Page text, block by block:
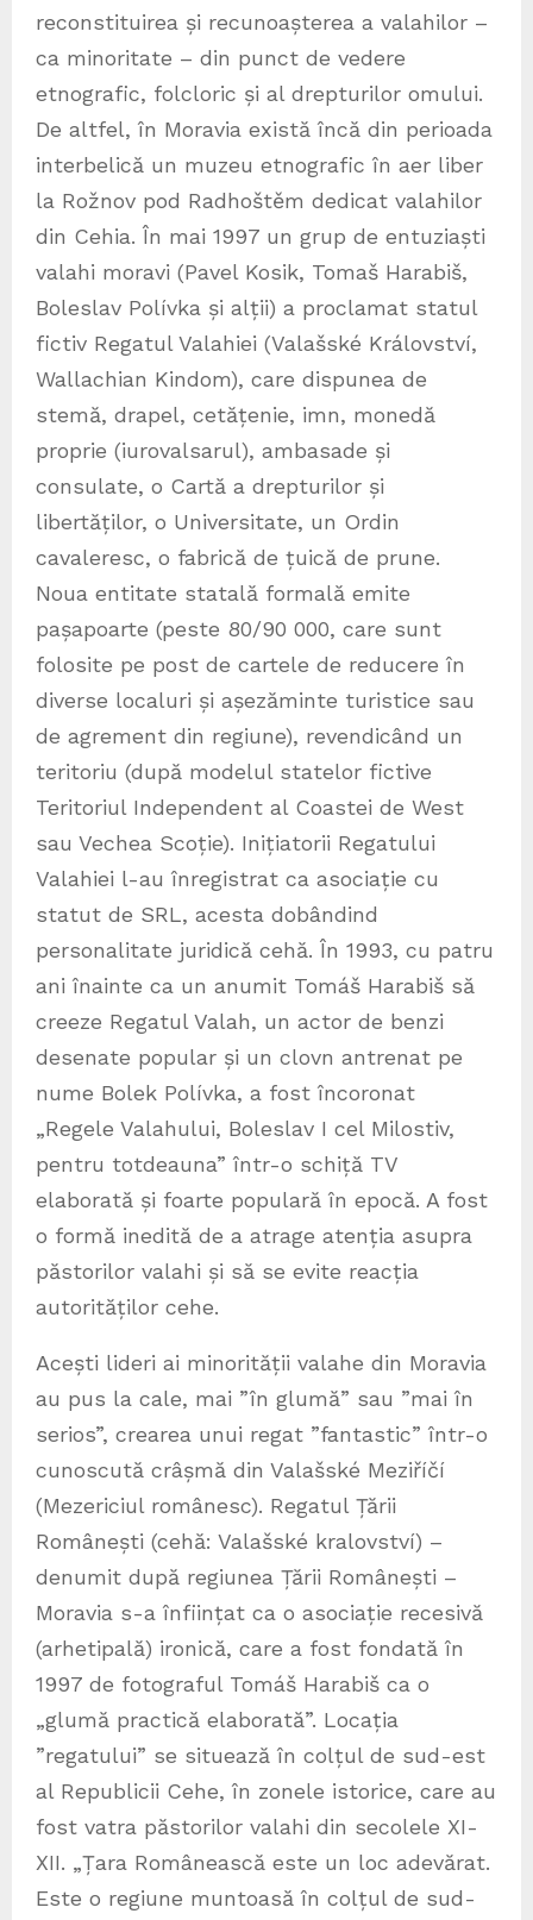
reconstituirea și recunoașterea a valahilor –
ca minoritate – din punct de vedere
etnografic, folcloric și al drepturilor omului.
De altfel, în Moravia există încă din perioada
interbelică un muzeu etnografic în aer liber
la Rožnov pod Radhoštěm dedicat valahilor
din Cehia. În mai 1997 un grup de entuziaști
valahi moravi (Pavel Kosik, Tomaš Harabiš,
Boleslav Polívka și alții) a proclamat statul
fictiv Regatul Valahiei (Valašské Království,
Wallachian Kindom), care dispunea de
stemă, drapel, cetățenie, imn, monedă
proprie (iurovalsarul), ambasade și
consulate, o Cartă a drepturilor și
libertăților, o Universitate, un Ordin
cavaleresc, o fabrică de țuică de prune.
Noua entitate statală formală emite
pașapoarte (peste 80/90 000, care sunt
folosite pe post de cartele de reducere în
diverse localuri și așezăminte turistice sau
de agrement din regiune), revendicând un
teritoriu (după modelul statelor fictive
Teritoriul Independent al Coastei de West
sau Vechea Scoție). Inițiatorii Regatului
Valahiei l-au înregistrat ca asociație cu
statut de SRL, acesta dobândind
personalitate juridică cehă. În 1993, cu patru
ani înainte ca un anumit Tomáš Harabiš să
creeze Regatul Valah, un actor de benzi
desenate popular și un clovn antrenat pe
nume Bolek Polívka, a fost încoronat
„Regele Valahului, Boleslav I cel Milostiv,
pentru totdeauna” într-o schiță TV
elaborată și foarte populară în epocă. A fost
o formă inedită de a atrage atenția asupra
păstorilor valahi și să se evite reacția
autorităților cehe.
Acești lideri ai minorității valahe din Moravia
au pus la cale, mai ”în glumă” sau ”mai în
serios”, crearea unui regat ”fantastic” într-o
cunoscută crâșmă din Valašské Meziříčí
(Mezericiul românesc). Regatul Țării
Românești (cehă: Valašské kralovství) –
denumit după regiunea Țării Românești –
Moravia s-a înființat ca o asociație recesivă
(arhetipală) ironică, care a fost fondată în
1997 de fotograful Tomáš Harabiš ca o
„glumă practică elaborată”. Locația
”regatului” se situează în colțul de sud-est
al Republicii Cehe, în zonele istorice, care au
fost vatra păstorilor valahi din secolele XI-
XII. „Țara Românească este un loc adevărat.
Este o regiune muntoasă în colțul de sud-